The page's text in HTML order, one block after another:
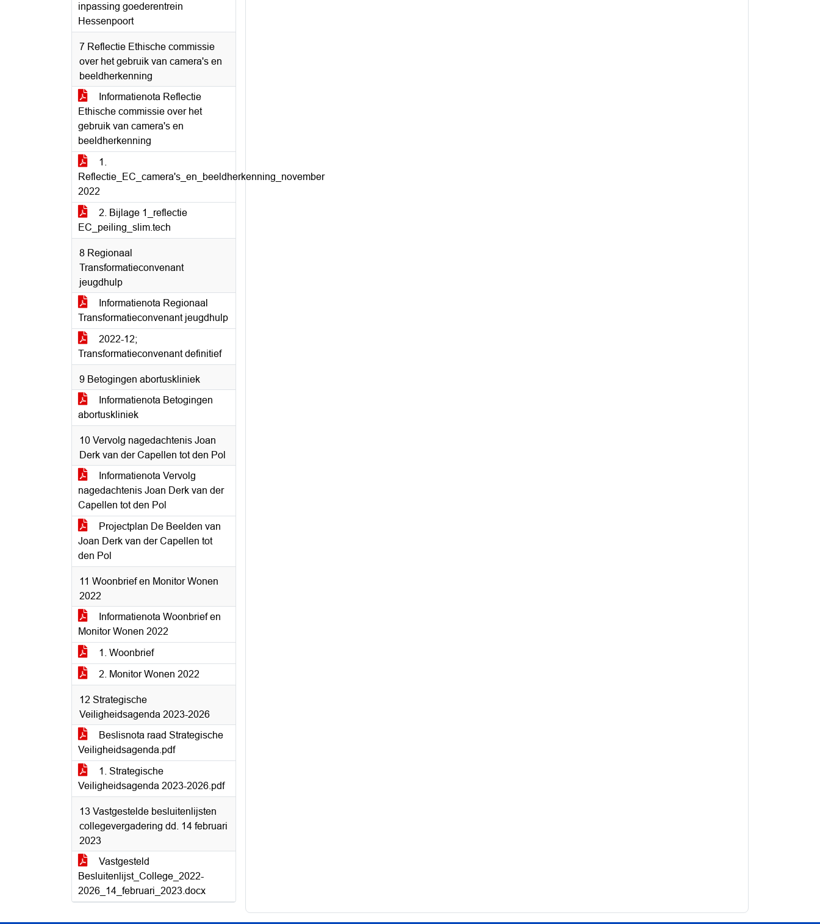
inpassing goederentrein
Hessenpoort
7 Reflectie Ethische commissie
over het gebruik van camera's en
beeldherkenning
Informatienota Reflectie
Ethische commissie over het
gebruik van camera's en
beeldherkenning
1.
Reflectie_EC_camera's_en_beeldherkenning_november
2022
2. Bijlage 1_reflectie
EC_peiling_slim.tech
8 Regionaal
Transformatieconvenant
jeugdhulp
Informatienota Regionaal
Transformatieconvenant jeugdhulp
2022-12;
Transformatieconvenant definitief
9 Betogingen abortuskliniek
Informatienota Betogingen
abortuskliniek
10 Vervolg nagedachtenis Joan
Derk van der Capellen tot den Pol
Informatienota Vervolg
nagedachtenis Joan Derk van der
Capellen tot den Pol
Projectplan De Beelden van
Joan Derk van der Capellen tot
den Pol
11 Woonbrief en Monitor Wonen
2022
Informatienota Woonbrief en
Monitor Wonen 2022
1. Woonbrief
2. Monitor Wonen 2022
12 Strategische
Veiligheidsagenda 2023-2026
Beslisnota raad Strategische
Veiligheidsagenda.pdf
1. Strategische
Veiligheidsagenda 2023-2026.pdf
13 Vastgestelde besluitenlijsten
collegevergadering dd. 14 februari
2023
Vastgesteld
Besluitenlijst_College_2022-
2026_14_februari_2023.docx